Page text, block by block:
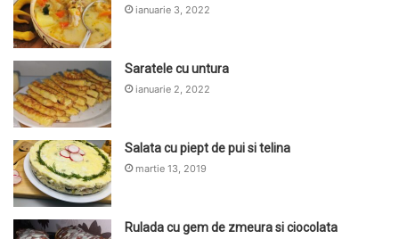
ianuarie 3, 2022
Saratele cu untura
ianuarie 2, 2022
Salata cu piept de pui si telina
martie 13, 2019
Rulada cu gem de zmeura si ciocolata